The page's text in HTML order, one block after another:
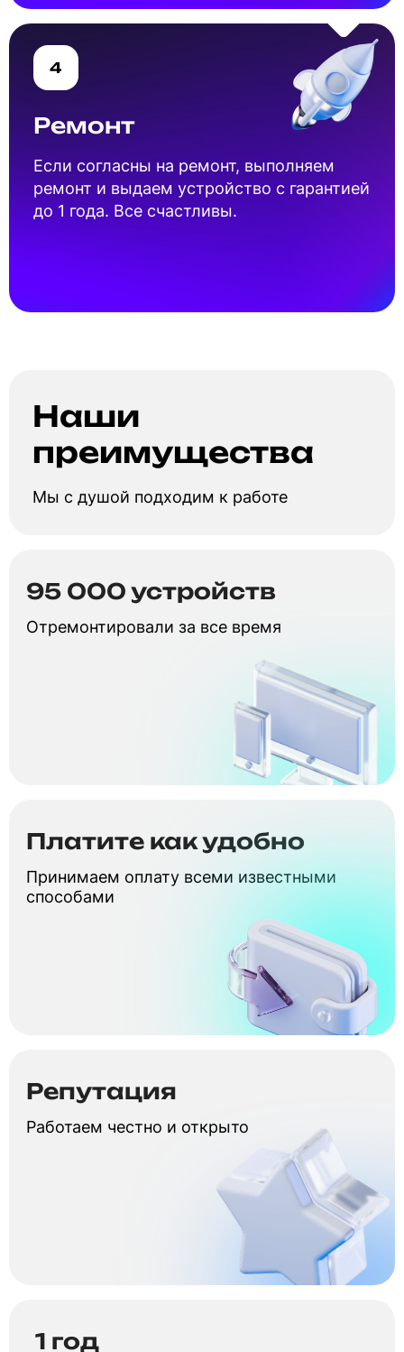
4
Ремонт
Если согласны на ремонт, выполняем
ремонт и выдаем устройство с гарантией
до 1 года. Все счастливы.
Наши
преимущества
Мы с душой подходим к работе
95 000 устройств
Отремонтировали за все время
Репутация
Работаем честно и открыто
Платите как удобно
Принимаем оплату всеми известными
способами
1 год